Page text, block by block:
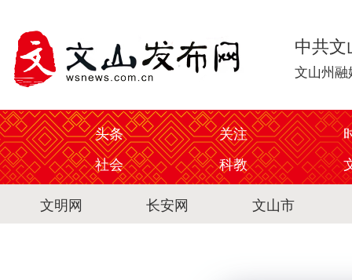
中共
文山州
头条 关注
社会
科教
文明网
长安网 文山市